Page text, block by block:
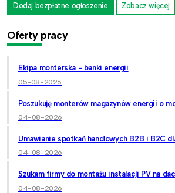
Dodaj bezpłatne ogłoszenie Zobacz więcej
Oferty pracy
Ekipa monterska - banki energii
05-08-2026
Poszukuję monterów magazynów energii o
04-08-2026
Umawianie spotkań handlowych B2B i B2C
04-08-2026
Szukam firmy do montażu instalacji PV na
04-08-2026